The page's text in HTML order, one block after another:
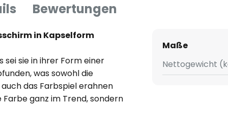
Bewertungen
in Kapselform
sei sie in ihrer Form einer
was sowohl die
das Farbspiel erahnen
ganz im Trend, sondern
Maße
Nettogewicht